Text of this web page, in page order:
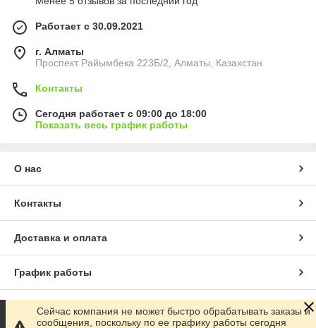
Работает с 30.09.2021
г. Алматы
Проспект Райымбека 223Б/2, Алматы, Казахстан
Контакты
Сегодня работает с 09:00 до 18:00
Показать весь график работы
О нас
Контакты
Доставка и оплата
График работы
Полная версия сайта
Сейчас компания не может быстро обрабатывать заказы и
сообщения, поскольку по ее графику работы сегодня